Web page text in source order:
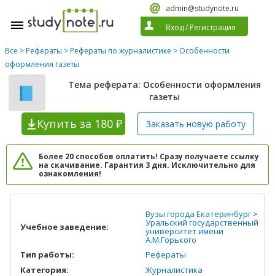
admin@studynote.ru
Вход/ Регистрация
Все >Рефераты >Рефераты по журналистике > Особенности
оформления газеты
Тема реферата: Особенности оформления
газеты
Купить за 180 ₽ Заказать новую работу
Более 20 способов оплатить! Сразу получаете ссылку
на скачивание. Гарантия 3 дня. Исключительно для
ознакомления!
Учебное заведение:
Вузы города Екатеринбург>
Уральский государственный
университет имени
А.М.Горького
Тип работы:
Рефераты
Категория:
Журналистика